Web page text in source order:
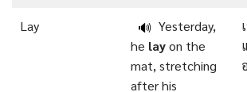
Lay 🔊 Yesterday,
he layon the
mat, stretching
after his